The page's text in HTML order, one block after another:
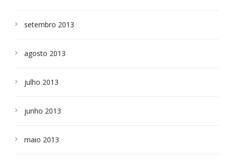
setembro 2013
agosto 2013
julho 2013
junho 2013
maio 2013